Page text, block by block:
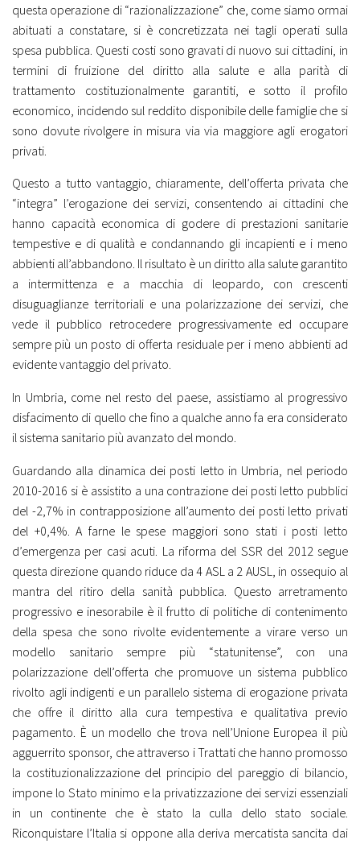
questa operazione di “razionalizzazione” che, come siamo ormai
abituati a constatare, si è concretizzata nei tagli operati sulla
spesa pubblica. Questi costi sono gravati di nuovo sui cittadini, in
termini di fruizione del diritto alla salute e alla parità di
trattamento costituzionalmente garantiti, e sotto il profilo
economico, incidendo sul reddito disponibile delle famiglie che si
sono dovute rivolgere in misura via via maggiore agli erogatori
privati.
Questo a tutto vantaggio, chiaramente, dell’offerta privata che
“integra” l’erogazione dei servizi, consentendo ai cittadini che
hanno capacità economica di godere di prestazioni sanitarie
tempestive e di qualità e condannando gli incapienti e i meno
abbienti all’abbandono. Il risultato è un diritto alla salute garantito
a intermittenza e a macchia di leopardo, con crescenti
disuguaglianze territoriali e una polarizzazione dei servizi, che
vede il pubblico retrocedere progressivamente ed occupare
sempre più un posto di offerta residuale per i meno abbienti ad
evidente vantaggio del privato.
In Umbria, come nel resto del paese, assistiamo al progressivo
disfacimento di quello che fino a qualche anno fa era considerato
il sistema sanitario più avanzato del mondo.
Guardando alla dinamica dei posti letto in Umbria, nel periodo
2010-2016 si è assistito a una contrazione dei posti letto pubblici
del -2,7% in contrapposizione all’aumento dei posti letto privati
del +0,4%. A farne le spese maggiori sono stati i posti letto
d’emergenza per casi acuti. La riforma del SSR del 2012 segue
questa direzione quando riduce da 4 ASL a 2 AUSL, in ossequio al
mantra del ritiro della sanità pubblica. Questo arretramento
progressivo e inesorabile è il frutto di politiche di contenimento
della spesa che sono rivolte evidentemente a virare verso un
modello sanitario sempre più “statunitense”, con una
polarizzazione dell’offerta che promuove un sistema pubblico
rivolto agli indigenti e un parallelo sistema di erogazione privata
che offre il diritto alla cura tempestiva e qualitativa previo
pagamento. È un modello che trova nell’Unione Europea il più
agguerrito sponsor, che attraverso i Trattati che hanno promosso
la costituzionalizzazione del principio del pareggio di bilancio,
impone lo Stato minimo e la privatizzazione dei servizi essenziali
in un continente che è stato la culla dello stato sociale.
Riconquistare l’Italia si oppone alla deriva mercatista sancita dai